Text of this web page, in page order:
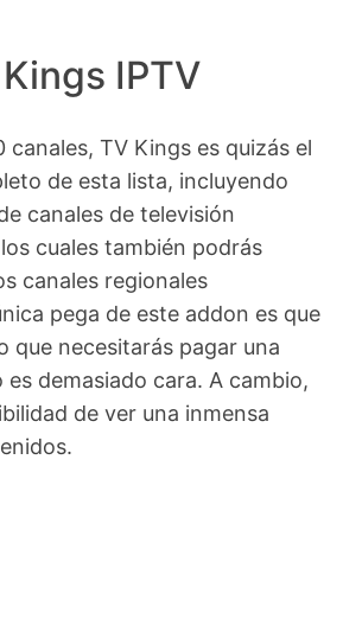
IPTV
canales, TV Kings es quizás el
de esta lista, incluyendo
canales de televisión
cuales también podrás
canales regionales
pega de este addon es que
que necesitarás pagar una
es demasiado cara. A cambio,
de ver una inmensa